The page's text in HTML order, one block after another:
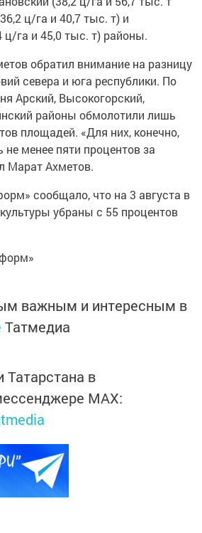
ц/га и 40,7 тыс. т) и
ц/га и 45,0 тыс. т) районы.
обратил внимание на разницу
севера и юга республики. По
Арский, Высокогорский,
районы обмолотили лишь
площадей. «Для них, конечно,
менее пяти процентов за
Марат Ахметов.
сообщало, что на 3 августа в
убраны с 55 процентов
важным и интересным в
Татмедиа
Татарстана в
MАХ: